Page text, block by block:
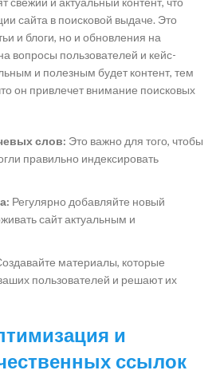
сайта в поисковой выдаче. Это
и блоги, но и обновления на
вопросы пользователей и кейс-
и полезным будет контент, тем
он привлечет внимание поисковых
слов: Это важно для того, чтобы
правильно индексировать
Регулярно добавляйте новый
сайт актуальным и
материалы, которые
пользователей и решают их
и
ссылок